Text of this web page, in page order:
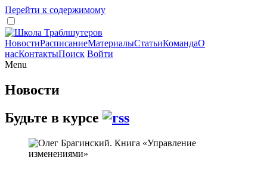
Перейти к содержимому
НовостиРасписаниеМатериалыСтатьиКомандаО
насКонтактыПоиск Войти
Menu
Новости
Будьте в курсе